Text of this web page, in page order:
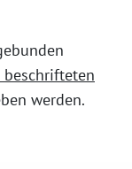
beschrifteten
werden.